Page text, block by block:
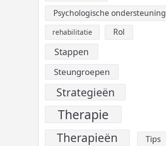
Psychologische ondersteuning
rehabilitatie Rol
Stappen
Steungroepen
Strategieën
Therapie
Therapieën Tips